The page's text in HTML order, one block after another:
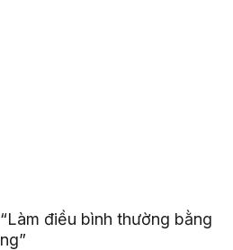
điều bình thường bằng